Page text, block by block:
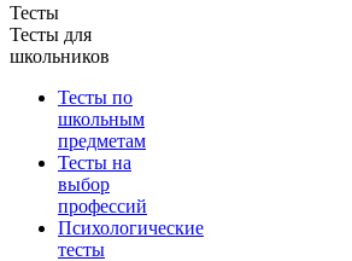
Тесты
Тесты для
школьников
Тесты по
школьным
предметам
Тесты на
выбор
профессий
Психологические
тесты